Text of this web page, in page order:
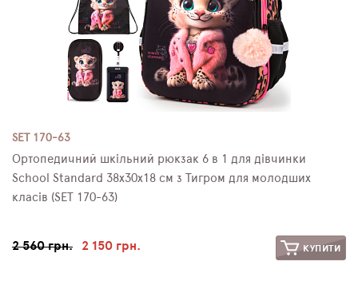
SET 170-63
Ортопедичний шкільний рюкзак 6 в 1 для дівчинки
School Standard 38х30х18 см з Тигром для молодших
класів (SET 170-63)
2 560 грн. 2 150 грн. КУПИТИ